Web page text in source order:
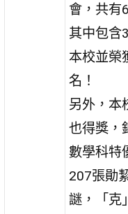
會，共有
其中包含
本校並榮
名！
另外，本
也得獎，
數學科特
207張勛
謎，「克